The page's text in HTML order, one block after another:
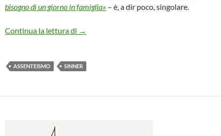
bisogno di un giorno in famiglia» – è, a dir poco, singolare.
Continua la lettura di Sinner, il decoro in vacanza
→
ASSENTEISMO SINNER